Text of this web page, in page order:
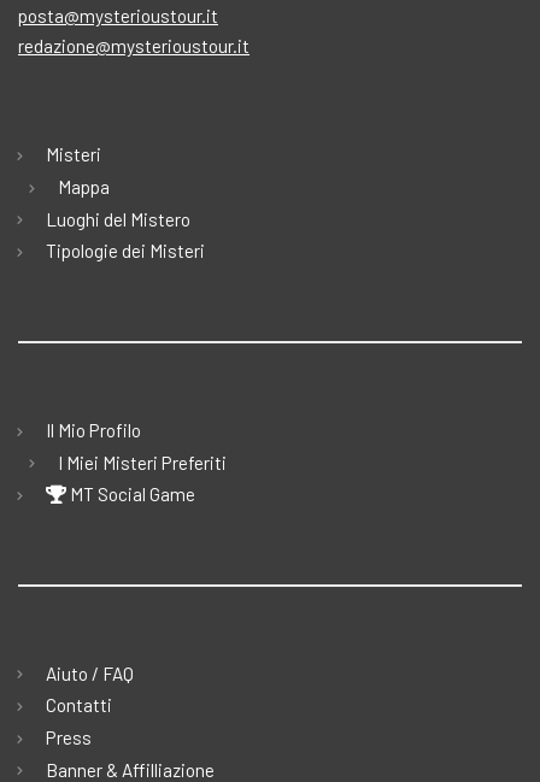
posta@mysterioustour.it
redazione@mysterioustour.it
Misteri
Mappa
Luoghi del Mistero
Tipologie dei Misteri
Il Mio Profilo
I Miei Misteri Preferiti
MT Social Game
Aiuto / FAQ
Contatti
Press
Banner & Affilliazione